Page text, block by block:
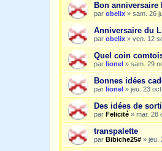
Bon anniversaire
par obelix » sam. 26
Anniversaire du
par obelix » ven. 12
Quel coin
par lionel » sam. 29
Bonnes idées
par lionel » jeu. 23
Des idées de
par Felicité » mar. 28
transpalette
par Bibiche25# » jeu.